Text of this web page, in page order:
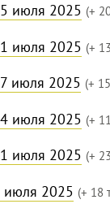
июля 2025 (+
июля 2025 (+
июля 2025 (+
июля 2025 (+
июля 2025 (+
июля 2025 (+ 18